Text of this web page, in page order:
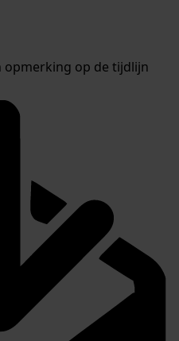
opmerking op de tijdlijn